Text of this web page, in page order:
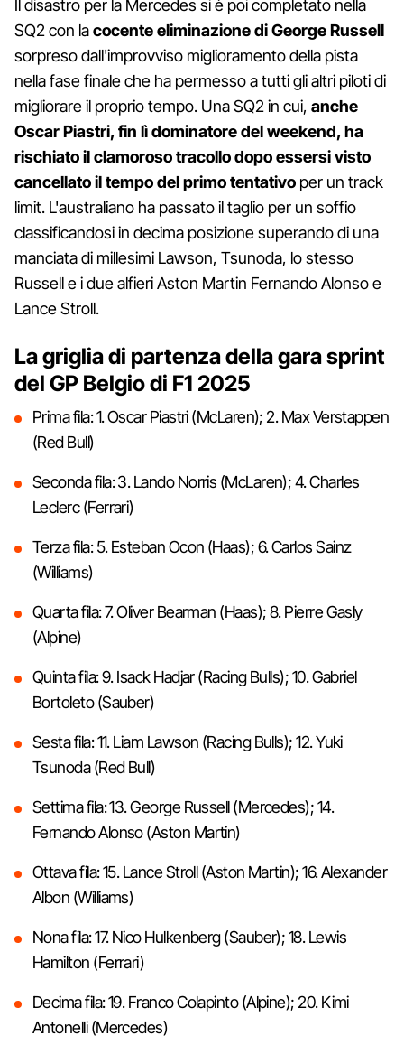
Il disastro per la Mercedes si è poi completato nella
SQ2 con lacocente eliminazione di George Russell
sorpreso dall'improvviso miglioramento della pista
nella fase finale che ha permesso a tutti gli altri piloti di
migliorare il proprio tempo. Una SQ2 in cui, anche
Oscar Piastri, fin lì dominatore del weekend, ha
rischiato il clamoroso tracollo dopo essersi visto
cancellato il tempo del primo tentativo per un track
limit. L'australiano ha passato il taglio per un soffio
classificandosi in decima posizione superando di una
manciata di millesimi Lawson, Tsunoda, lo stesso
Russell e i due alfieri Aston Martin Fernando Alonso e
Lance Stroll.
La griglia di partenza della gara sprint
del GP Belgio di F1 2025
Prima fila: 1. Oscar Piastri (McLaren); 2. Max Verstappen
(Red Bull)
Seconda fila: 3. Lando Norris (McLaren); 4. Charles
Leclerc (Ferrari)
Terza fila: 5. Esteban Ocon (Haas); 6. Carlos Sainz
(Williams)
Quarta fila: 7. Oliver Bearman (Haas); 8. Pierre Gasly
(Alpine)
Quinta fila: 9. Isack Hadjar (Racing Bulls); 10. Gabriel
Bortoleto (Sauber)
Sesta fila: 11. Liam Lawson (Racing Bulls); 12. Yuki
Tsunoda (Red Bull)
Settima fila: 13. George Russell (Mercedes); 14.
Fernando Alonso (Aston Martin)
Ottava fila: 15. Lance Stroll (Aston Martin); 16. Alexander
Albon (Williams)
Nona fila: 17. Nico Hulkenberg (Sauber); 18. Lewis
Hamilton (Ferrari)
Decima fila: 19. Franco Colapinto (Alpine); 20. Kimi
Antonelli (Mercedes)